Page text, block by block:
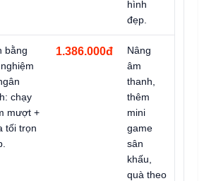
hình
đẹp.
bằng
chạy
mượt +
tối trọn
1.386.000đ
Nâng
âm
thanh,
thêm
mini
game
sân
khấu,
quà theo